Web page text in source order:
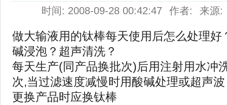
时间: 2008-09-28 00:42:47 作者: 来源:
做大输液用的钛棒每天使用后怎么处理好
碱浸泡？超声清洗？
每天生产(同产品换批次)后用注射用水冲
次,当过滤速度减慢时用酸碱处理或超声波
更换产品时应换钛棒